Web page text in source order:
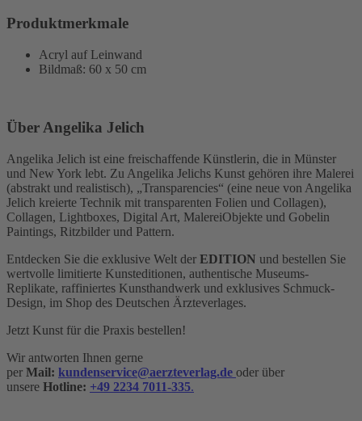
Produktmerkmale
Acryl auf Leinwand
Bildmaß: 60 x 50 cm
Über Angelika Jelich
Angelika Jelich ist eine freischaffende Künstlerin, die in Münster
und New York lebt. Zu Angelika Jelichs Kunst gehören ihre Malerei
(abstrakt und realistisch), „Transparencies“ (eine neue von Angelika
Jelich kreierte Technik mit transparenten Folien und Collagen),
Collagen, Lightboxes, Digital Art, MalereiObjekte und Gobelin
Paintings, Ritzbilder und Pattern.
Entdecken Sie die exklusive Welt der EDITION und bestellen Sie
wertvolle limitierte Kunsteditionen, authentische Museums-
Replikate, raffiniertes Kunsthandwerk und exklusives Schmuck-
Design, im Shop des Deutschen Ärzteverlages.
Jetzt Kunst für die Praxis bestellen!
Wir antworten Ihnen gerne
per Mail: kundenservice@aerzteverlag.de oder über
unsere Hotline: +49 2234 7011-335.